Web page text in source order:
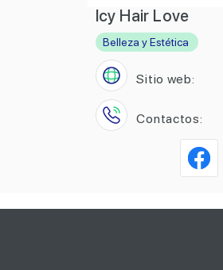
Icy Hair Love
Belleza y Estética
Sitio web:
Contactos: